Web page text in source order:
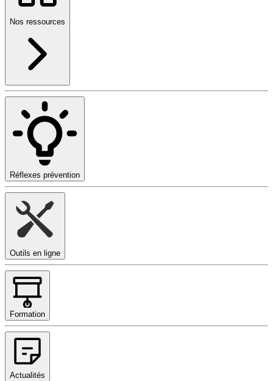
Nos ressources
Réflexes prévention
Outils en ligne
Formation
Actualités